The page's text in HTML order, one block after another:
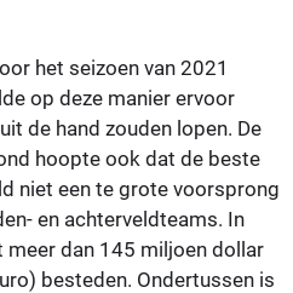
het seizoen van 2021
op deze manier ervoor
de hand zouden lopen. De
hoopte ook dat de beste
niet een te grote voorsprong
en achterveldteams. In
dan 145 miljoen dollar
besteden. Ondertussen is